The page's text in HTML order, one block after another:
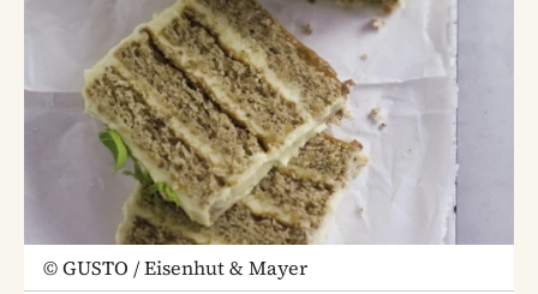
©GUSTO / Eisenhut & Mayer